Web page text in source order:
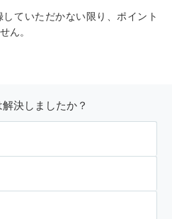
ていただかない限り、ポイント
ん。
決しましたか？